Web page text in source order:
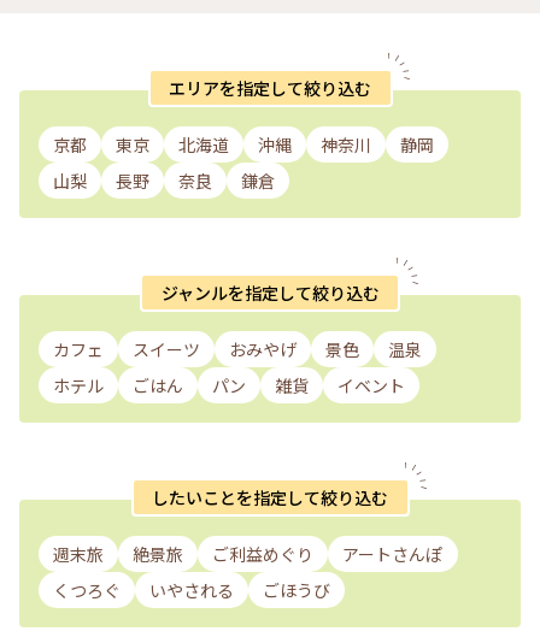
#杉の木 #御神木 #富士山 #河口湖 #富士山ドライブ #ドライブ
#ことりっぷ富士山 #山梨県 #山梨
エリアを指定して絞り込む
京都 東京 北海道 沖縄 神奈川
静岡
山梨
長野 奈良 鎌倉
ジャンルを指定して絞り込む
カフェ スイーツ おみやげ 景色
温泉
ホテル
ごはん パン 雑貨 イベント
したいことを指定して絞り込む
週末旅 絶景旅 ご利益めぐり
アートさんぽ
くつろぐ
いやされる ごほうび